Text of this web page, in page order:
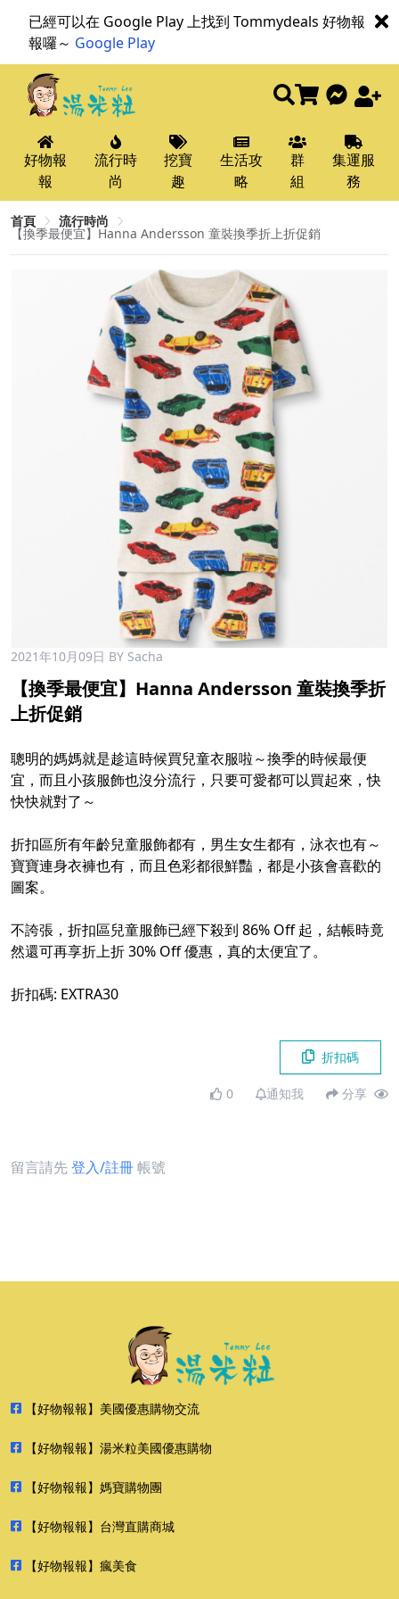
已經可以在 Google Play 上找到 Tommydeals 好物報
報囉～ Google Play
好物報
報
流行時
尚
挖寶
趣
生活攻
略
群
組
集運服
務
首頁 流行時尚
【換季最便宜】Hanna Andersson 童裝換季折上折促銷
2021年10月09日 BY Sacha
【換季最便宜】Hanna Andersson 童裝換季折
上折促銷
聰明的媽媽就是趁這時候買兒童衣服啦～換季的時候最便
宜，而且小孩服飾也沒分流行，只要可愛都可以買起來，快
快快就對了～
折扣區所有年齡兒童服飾都有，男生女生都有，泳衣也有～
寶寶連身衣褲也有，而且色彩都很鮮豔，都是小孩會喜歡的
圖案。
不誇張，折扣區兒童服飾已經下殺到 86% Off 起，結帳時竟
然還可再享折上折 30% Off 優惠，真的太便宜了。
折扣碼: EXTRA30
折扣碼
0 通知我 分享
留言請先登入/註冊帳號
【好物報報】美國優惠購物交流
【好物報報】湯米粒美國優惠購物
【好物報報】媽寶購物團
【好物報報】台灣直購商城
【好物報報】瘋美食